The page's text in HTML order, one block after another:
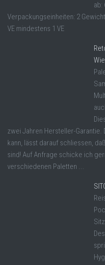
ab:
Verpackungseinheiten: 2
VE mindestens 1 VE
zwei Jahren Hersteller-Garantie.
kann, lässt darauf schliessen,
sind! Auf Anfrage schicke ich
verschiedenen Paletten ...